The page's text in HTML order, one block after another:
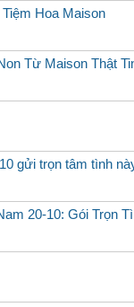
Hoa Maison
Từ Maison Thật
gửi trọn tâm tình
20-10: Gói Trọn